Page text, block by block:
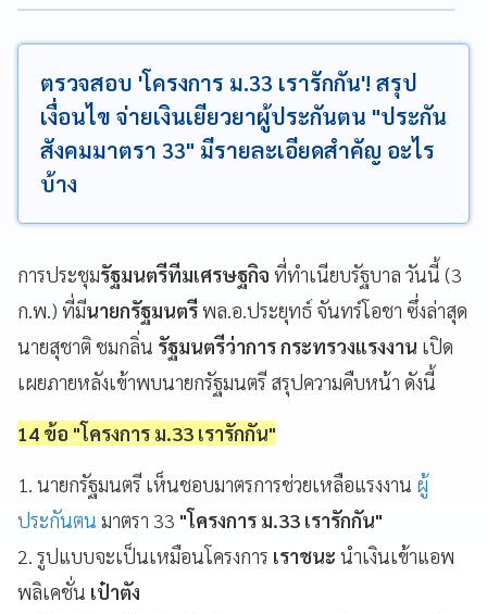
ตรวจสอบ 'โครงการ ม.33 เรารักกัน'! สรุป
เงื่อนไข จ่ายเงินเยียวยาผู้ประกันตน "ประกัน
สังคมมาตรา 33" มีรายละเอียดสำคัญ อะไร
บ้าง
การประชุมรัฐมนตรีทีมเศรษฐกิจ ที่ทำเนียบรัฐบาล วันนี้ (3
ก.พ.) ที่มีนายกรัฐมนตรีพล.อ.ประยุทธ์ จันทร์โอชา ซึ่งล่าสุด
นายสุชาติ ชมกลิ่น รัฐมนตรีว่าการ กระทรวงแรงงาน เปิด
เผยภายหลังเข้าพบนายกรัฐมนตรี สรุปความคืบหน้า ดังนี้
14 ข้อ "โครงการ ม.33 เรารักกัน"
1. นายกรัฐมนตรี เห็นชอบมาตรการช่วยเหลือแรงงาน ผู้
ประกันตน มาตรา 33 "โครงการ ม.33 เรารักกัน"
2. รูปแบบจะเป็นเหมือนโครงการ เราชนะ นำเงินเข้าแอพ
พลิเคชั่น เป๋าตัง